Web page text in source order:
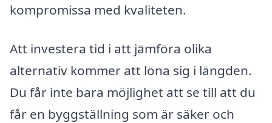
kompromissa med kvaliteten.
Att investera tid i att jämföra olika
alternativ kommer att löna sig i längden.
Du får inte bara möjlighet att se till att du
får en byggställning som är säker och